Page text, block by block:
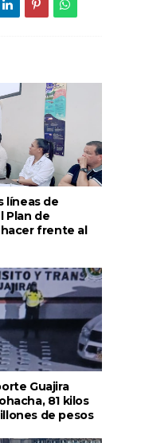
líneas de
Plan de
frente al
Guajira
81 kilos
de pesos